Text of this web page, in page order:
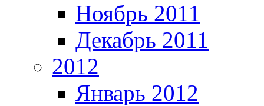
Ноябрь 2011
Декабрь 2011
2012
Январь 2012